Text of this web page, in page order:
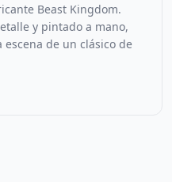
Beast Kingdom.
y pintado a mano,
de un clásico de